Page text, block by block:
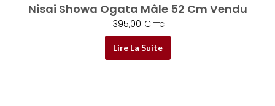
Nisai Showa Ogata Mâle 52 Cm Vendu
1395,00 € TTC
Lire La Suite